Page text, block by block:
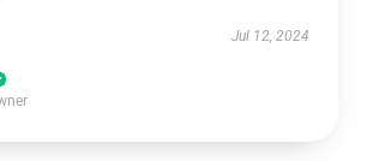
Jul 12, 2024